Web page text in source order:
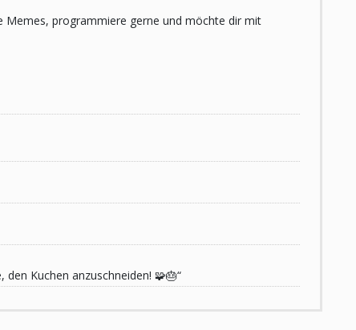
Memes, programmiere gerne und möchte dir mit
Kuchen anzuschneiden! 🧩🎂“